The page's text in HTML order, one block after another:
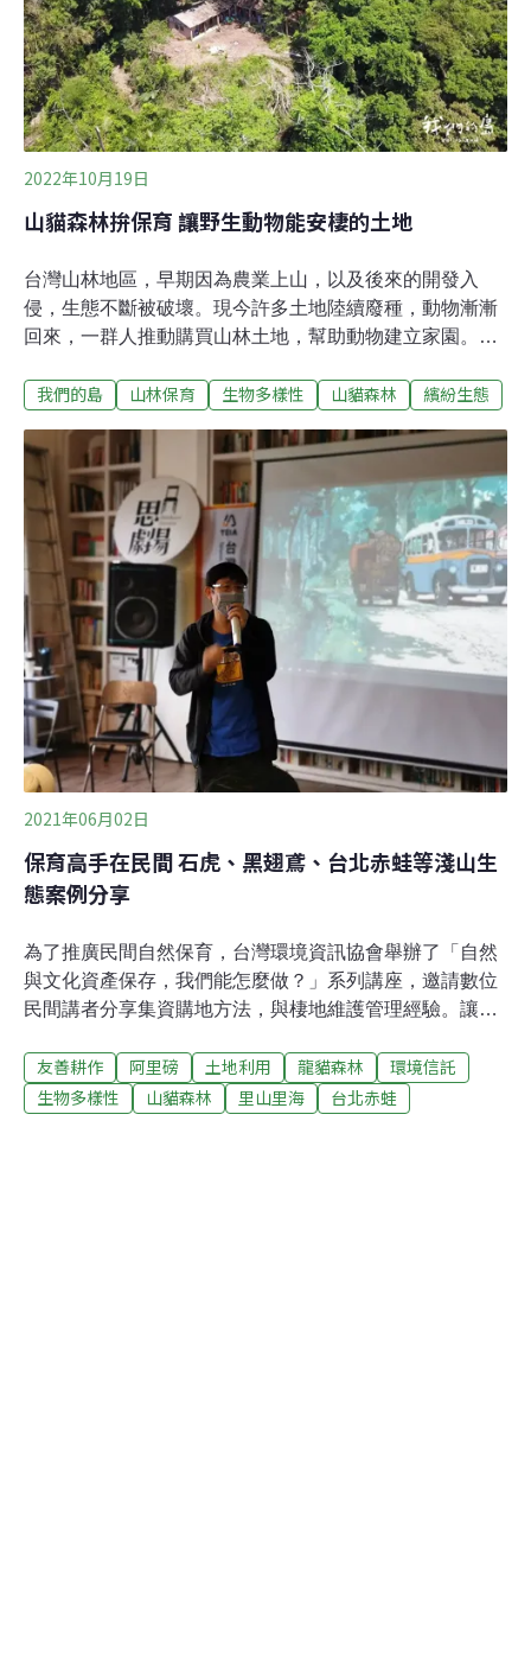
的居民生計與生態保育，但這裡有很多的私人土地，很多
挑戰。那麼，民間自己做的保護區，能不能是國土綠網計
畫的協力夥伴？台灣民間自行出資做保育的行動，越來越
多。阿里磅農場交付環境信託是一種模式，不過有些法規
上的限制，有點麻煩。以新北市石
2022年10月19日
山貓森林拚保育 讓野生動物能安棲的土地
台灣山林地區，早期因為農業上山，以及後來的開發入
侵，生態不斷被破壞。現今許多土地陸續廢種，動物漸漸
回來，一群人推動購買山林土地，幫助動物建立家園。苗
賣下位在枋寮坑土地，希望守護台灣的山林環境。這片林
當起阻擋開發的釘子戶。一起進入山貓森林 感受綠色魔法
的威力為了讓參加購地的山貓社友，瞭解這裡的環境，他
們舉辦山貓森林野調營，並邀請動物專家吳海音教授，前
來看看這片丘陵土地的生態。進入基地必須經過一條農
路，道路破碎難行，但是刻意不修，讓獵人與閒雜人士難
以進入。
我們的島 山林保育 生物多樣性 山貓森林 繽紛生態
2021年06月02日
保育高手在民間 石虎、黑翅鳶、台北赤蛙等淺山生
態案例分享
為了推廣民間自然保育，台灣環境資訊協會舉辦了「自然
與文化資產保存，我們能怎麼做？」系列講座，邀請數位
民間講者分享集資購地方法，與棲地維護管理經驗。讓與
灣版龍貓森林」 山貓森林集資購地許生物一個永遠的家台
灣環境資訊協會舉辦的「自然與文化資產保存，我們能怎
友善耕作 阿里磅 土地利用 龍貓森林
環境信託
生物多樣性
山貓森林 里山里海 台北赤蛙